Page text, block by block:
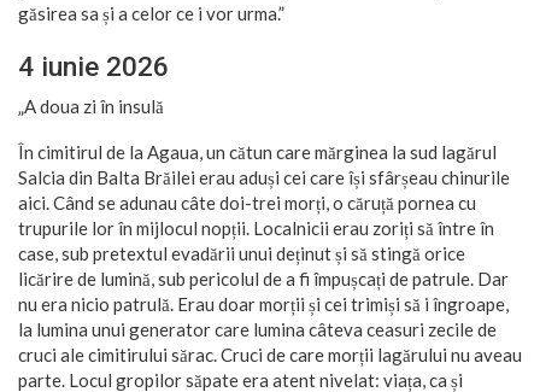
găsirea sa și a celor ce i vor urma.”
4 iunie 2026
„A doua zi în insulă
În cimitirul de la Agaua, un cătun care mărginea la sud lagărul
Salcia din Balta Brăilei erau aduși cei care își sfârșeau chinurile
aici. Când se adunau câte doi-trei morți, o căruță pornea cu
trupurile lor în mijlocul nopții. Localnicii erau zoriți să între în
case, sub pretextul evadării unui deținut și să stingă orice
licărire de lumină, sub pericolul de a fi împușcați de patrule. Dar
nu era nicio patrulă. Erau doar morții și cei trimiși să i îngroape,
la lumina unui generator care lumina câteva ceasuri zecile de
cruci ale cimitirului sărac. Cruci de care morții lagărului nu aveau
parte. Locul gropilor săpate era atent nivelat: viața, ca și